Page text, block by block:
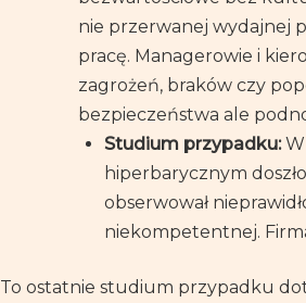
nie przerwanej wydajnej
pracę. Managerowie i
zagrożeń, braków czy
bezpieczeństwa ale
Studium przypadku:W
hiperbarycznym
obserwował
niekompetentnej.
To ostatnie studium przypadku